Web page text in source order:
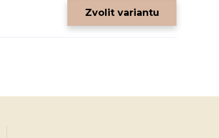
Zvolit variantu